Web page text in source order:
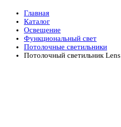
Главная
Каталог
Освещение
Функциональный свет
Потолочные светильники
Потолочный светильник Lens